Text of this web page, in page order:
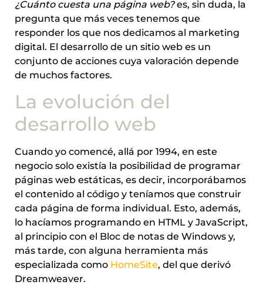
¿Cuánto cuesta una página web?es, sin duda, la
pregunta que más veces tenemos que
responder los que nos dedicamos al marketing
digital. El desarrollo de un sitio web es un
conjunto de acciones cuya valoración depende
de muchos factores.
La evolución del
desarrollo web
Cuando yo comencé, allá por 1994, en este
negocio solo existía la posibilidad de programar
páginas web estáticas, es decir, incorporábamos
el contenido al código y teníamos que construir
cada página de forma individual. Esto, además,
lo hacíamos programando en HTML y JavaScript,
al principio con el Bloc de notas de Windows y,
más tarde, con alguna herramienta más
especializada como HomeSite, del que derivó
Dreamweaver.